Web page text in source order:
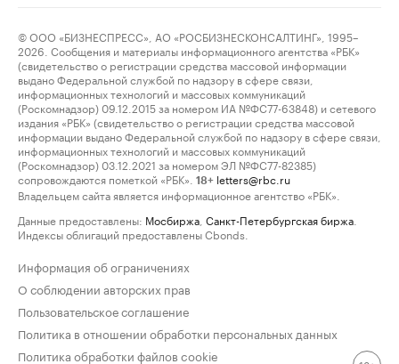
© ООО «БИЗНЕСПРЕСС», АО «РОСБИЗНЕСКОНСАЛТИНГ», 1995–
2026. Сообщения и материалы информационного агентства «РБК»
(свидетельство о регистрации средства массовой информации
выдано Федеральной службой по надзору в сфере связи,
информационных технологий и массовых коммуникаций
(Роскомнадзор) 09.12.2015 за номером ИА №ФС77-63848) и сетевого
издания «РБК» (свидетельство о регистрации средства массовой
информации выдано Федеральной службой по надзору в сфере связи,
информационных технологий и массовых коммуникаций
(Роскомнадзор) 03.12.2021 за номером ЭЛ №ФС77-82385)
сопровождаются пометкой «РБК».
18+ letters@rbc.ru
Владельцем сайта является информационное агентство «РБК».
Данные предоставлены: Мосбиржа Санкт-Петербургская биржа
Индексы облигаций предоставлены Cbonds.
Информация об ограничениях
О соблюдении авторских прав
Пользовательское соглашение
Политика в отношении обработки персональных данных
Политика обработки файлов cookie